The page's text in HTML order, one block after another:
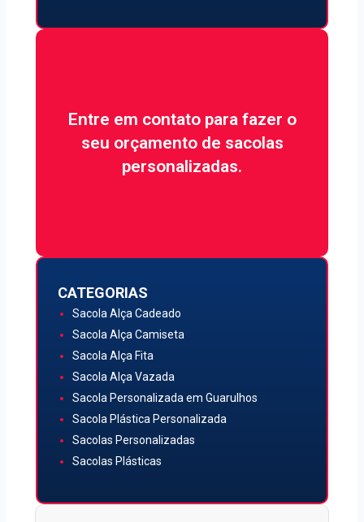
Entre em contato para fazer o
seu orçamento de sacolas
personalizadas.
conosco agora:
Quero Atendimento
CATEGORIAS
Sacola Alça Cadeado
Sacola Alça Camiseta
Sacola Alça Fita
Sacola Alça Vazada
Sacola Personalizada em Guarulhos
Sacola Plástica Personalizada
Sacolas Personalizadas
Sacolas Plásticas